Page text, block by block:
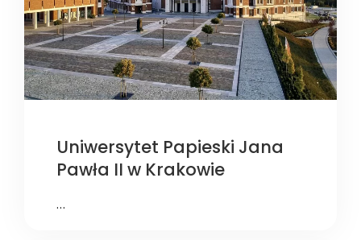
Uniwersytet Papieski Jana
Pawła II w Krakowie
…